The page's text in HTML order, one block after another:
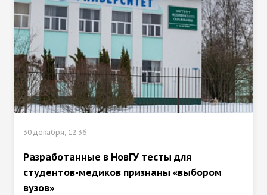
30 декабря, 12:36
Разработанные в НовГУ тесты для
студентов-медиков признаны «выбором
вузов»